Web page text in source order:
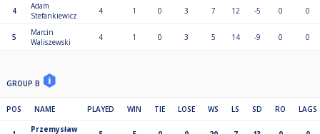
4
Adam
Stefankiewicz
4 1 0 3 7 12 -5 0 0
5
Marcin
Waliszewski
4 1 0 3 5 14 -9 0 0
GROUP B
POS NAME PLAYED WIN TIE LOSE WS LS SD RO LAGS
Przemysław